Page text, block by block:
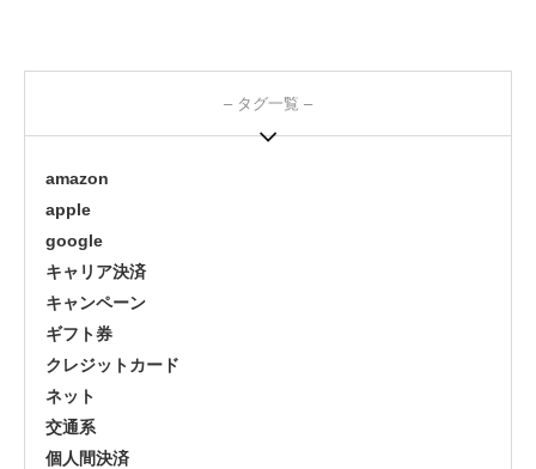
– タグ一覧 –
amazon
apple
google
キャリア決済
キャンペーン
ギフト券
クレジットカード
ネット
交通系
個人間決済